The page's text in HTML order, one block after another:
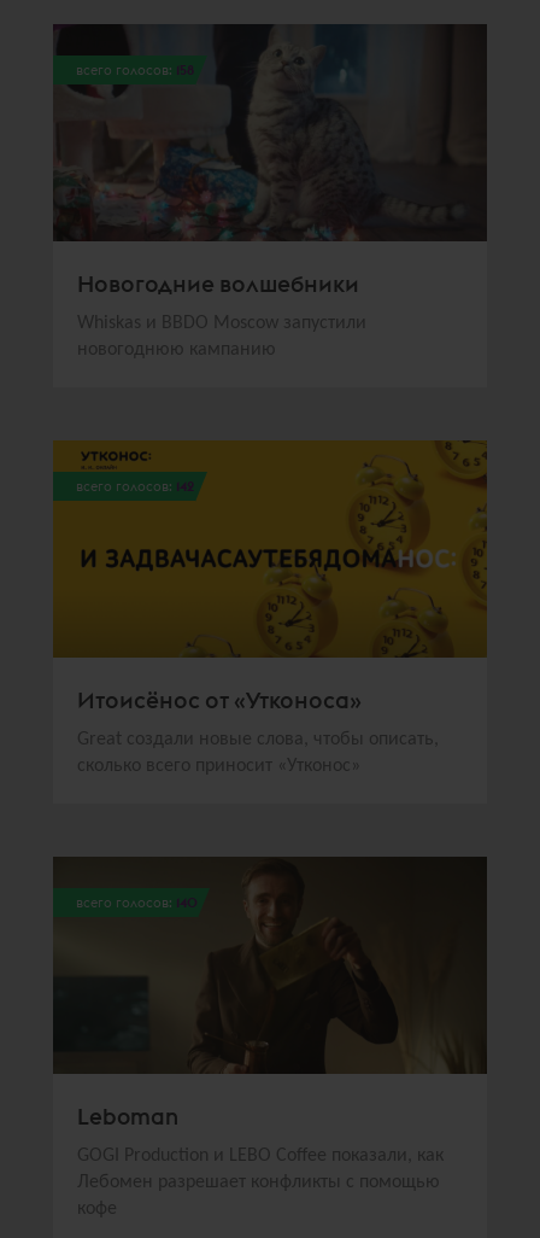
всего голосов: 158
Новогодние волшебники
Whiskas и BBDO Moscow запустили
новогоднюю кампанию
всего голосов: 142
Итоисёнос от «Утконоса»
Great создали новые слова, чтобы описать,
сколько всего приносит «Утконос»
всего голосов: 140
Leboman
GOGI Production и LEBO Coffee показали, как
Лебомен разрешает конфликты с помощью
кофе